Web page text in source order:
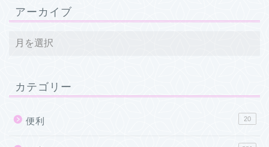
アーカイブ
カテゴリー
便利 20